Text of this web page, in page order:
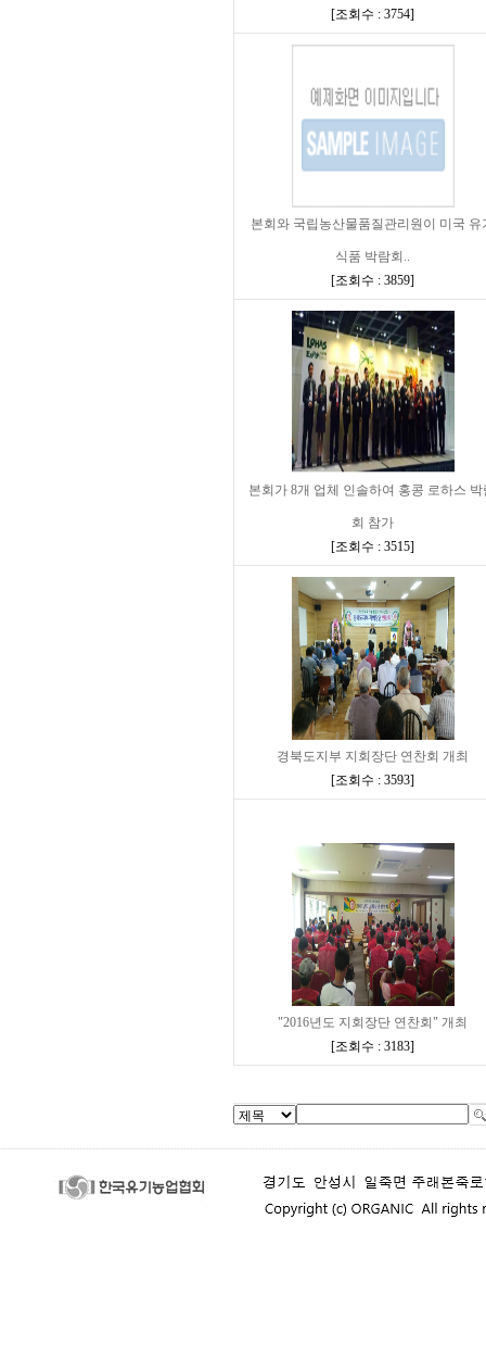
[조회수 : 3754]
본회와 국립농산물품질관리원이 미국 유
식품 박람회..
[조회수 : 3859]
본회가 8개 업체 인솔하여 홍콩 로하스 박
회 참가
[조회수 : 3515]
경북도지부 지회장단 연찬회 개최
[조회수 : 3593]
"2016년도 지회장단 연찬회" 개최
[조회수 : 3183]